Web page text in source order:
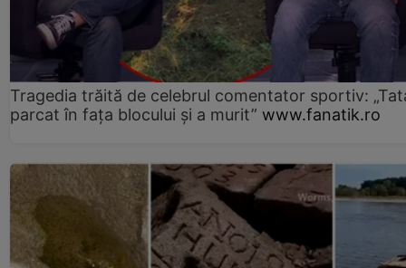
Tragedia trăită de celebrul comentator sportiv:
parcat în fața blocului și a murit” www.fanatik.ro